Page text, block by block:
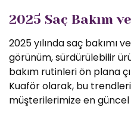
2025 Saç Bakım
2025 yılında saç bakımı
görünüm, sürdürülebilir
bakım rutinleri ön plana
Kuaför olarak, bu
müşterilerimize en